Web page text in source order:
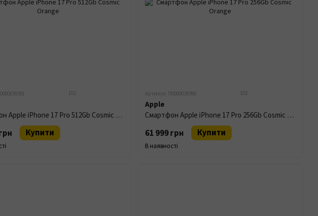
102
Смартфон Apple iPhone 17 Pro 512Gb Cosmic Orange
Купити
Артикул: П0000039390 102
Apple
Смартфон Apple iPhone 17 Pro 256Gb Cosmic Orange
61 999 грн Купити
В наявності